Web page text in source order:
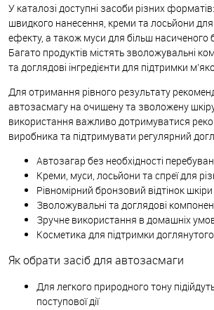
У каталозі доступні засоби різних форматів:
швидкого нанесення, креми та лосьйони
ефекту, а також муси для більш насиченого
Багато продуктів містять зволожувальні
та доглядові інгредієнти для підтримки
Для отримання рівного результату
автозасмагу на очищену та зволожену
використання важливо дотримуватися
виробника та підтримувати регулярний
Автозагар без необхідності
Креми, муси, лосьйони та спреї для
Рівномірний бронзовий відтінок шкіри
Зволожувальні та доглядові
Зручне використання в домашніх
Косметика для підтримки
Як обрати засіб для автозасмаги
Для легкого природного тону
поступової дії